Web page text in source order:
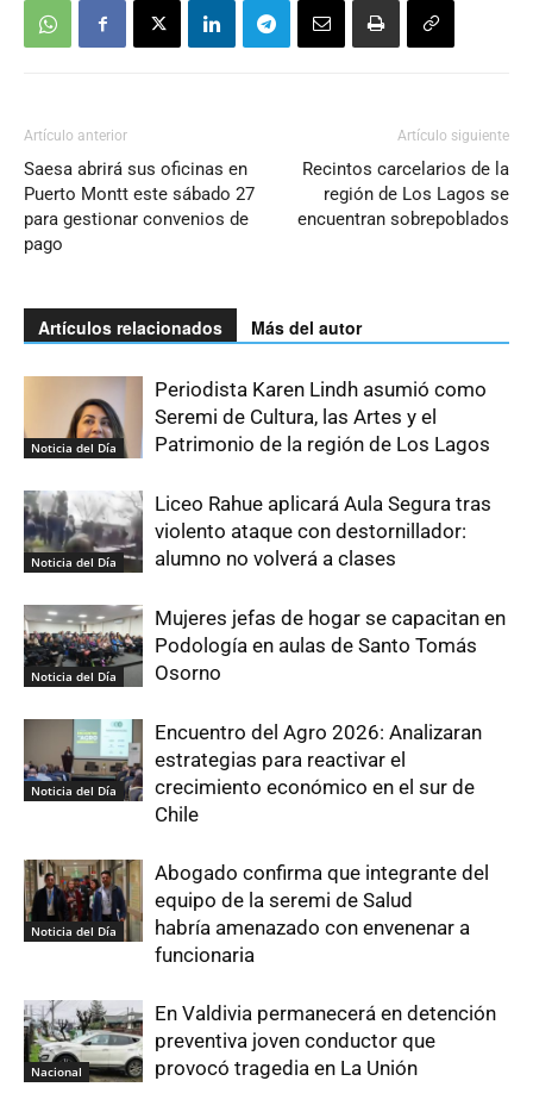
Artículo anterior
Saesa abrirá sus oficinas en
Puerto Montt este sábado 27
para gestionar convenios de
pago
Artículo siguiente
Recintos carcelarios de la
región de Los Lagos se
encuentran sobrepoblados
Artículos relacionados Más del autor
Noticia del Día
Periodista Karen Lindh asumió como
Seremi de Cultura, las Artes y el
Patrimonio de la región de Los Lagos
Noticia del Día
Liceo Rahue aplicará Aula Segura tras
violento ataque con destornillador:
alumno no volverá a clases
Noticia del Día
Mujeres jefas de hogar se capacitan en
Podología en aulas de Santo Tomás
Osorno
Noticia del Día
Encuentro del Agro 2026: Analizaran
estrategias para reactivar el
crecimiento económico en el sur de
Chile
Noticia del Día
Abogado confirma que integrante del
equipo de la seremi de Salud
habría amenazado con envenenar a
funcionaria
Nacional
En Valdivia permanecerá en detención
preventiva joven conductor que
provocó tragedia en La Unión